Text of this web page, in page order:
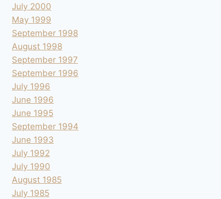
July 2000
May 1999
September 1998
August 1998
September 1997
September 1996
July 1996
June 1996
June 1995
September 1994
June 1993
July 1992
July 1990
August 1985
July 1985